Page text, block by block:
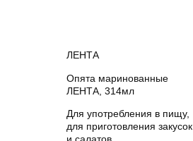
ЛЕНТА
Опята маринованные
ЛЕНТА, 314мл
Для употребления в пищу,
для приготовления закусок